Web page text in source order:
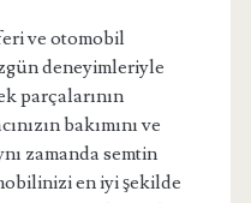
ve otomobil
deneyimleriyle
parçalarının
bakımını ve
zamanda semtin
en iyi şekilde